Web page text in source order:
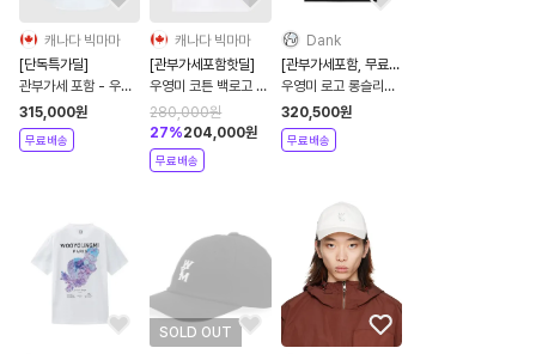
캐나다 빅마마
[단독특가딜]
관부가세 포함 - 우영
미 코튼 백로고 긴팔
셔츠 화이트
315,000원
무료배송
캐나다 빅마마
[관부가세포함핫딜]
우영미 코튼 백로고 반
팔 티셔츠 화이트
280,000원
27%204,000원
무료배송
Dank
[관부가세포함, 무료배
송]
우영미 로고 롱슬리브
티셔츠 블랙
W261TS51713B
320,500원
무료배송
SOLD OUT